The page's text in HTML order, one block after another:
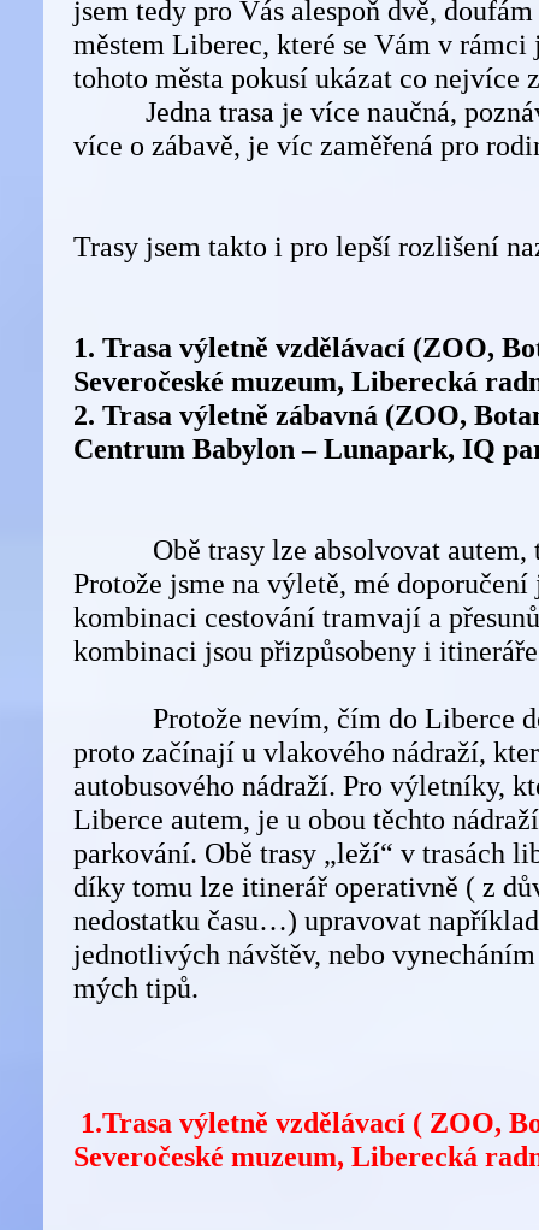
jsem tedy pro Vás alespoň dvě,
městem Liberec, které se Vám v rámci
tohoto města pokusí ukázat co nejvíce
Jedna trasa je více naučná,
více o zábavě, je víc zaměřená pro
Trasy jsem takto i pro lepší rozlišení
1. Trasa výletně vzdělávací (ZOO,
Severočeské muzeum, Liberecká
2. Trasa výletně zábavná (ZOO,
Centrum Babylon – Lunapark, IQ
Obě trasy lze absolvovat autem,
Protože jsme na výletě, mé
kombinaci cestování tramvají a
kombinaci jsou přizpůsobeny i
Protože nevím, čím do Liberce
proto začínají u vlakového nádraží,
autobusového nádraží. Pro výletníky,
Liberce autem, je u obou těchto
parkování. Obě trasy „leží“ v trasách
díky tomu lze itinerář operativně ( z
nedostatku času…) upravovat
jednotlivých návštěv, nebo
mých tipů.
1.Trasa výletně vzdělávací ( ZOO,
Severočeské muzeum, Liberecká